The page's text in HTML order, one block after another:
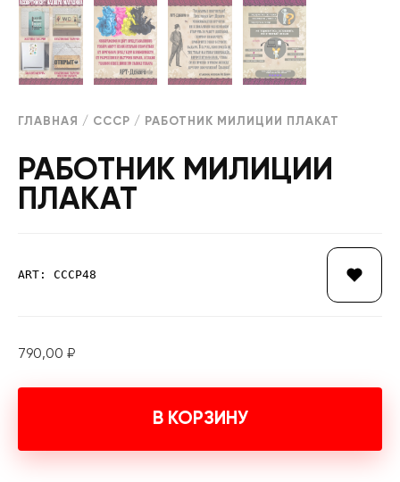
ГЛАВНАЯ / СССР / РАБОТНИК МИЛИЦИИ ПЛАКАТ
РАБОТНИК МИЛИЦИИ
ПЛАКАТ
ART: СССР48
790,00 ₽
В КОРЗИНУ